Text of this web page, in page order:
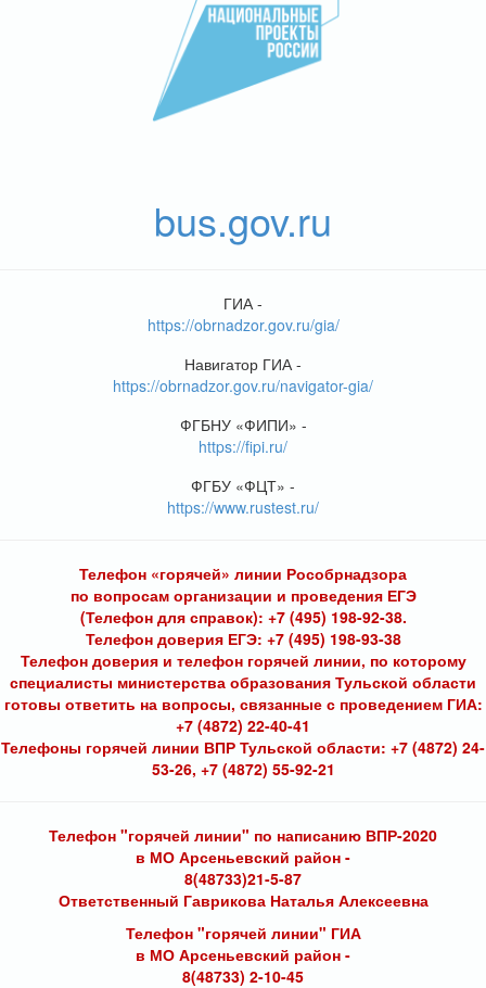
bus.gov.ru
ГИА -
https://obrnadzor.gov.ru/gia/
Навигатор ГИА -
https://obrnadzor.gov.ru/navigator-gia/
ФГБНУ «ФИПИ» -
https://fipi.ru/
ФГБУ «ФЦТ» -
https://www.rustest.ru/
Телефон «горячей» линии Рособрнадзора
по вопросам организации и проведения ЕГЭ
(Телефон для справок): +7 (495) 198-92-38.
Телефон доверия ЕГЭ: +7 (495) 198-93-38
Телефон доверия и телефон горячей линии, по которому
специалисты министерства образования Тульской области
готовы ответить на вопросы, связанные с проведением ГИА:
+7 (4872) 22-40-41
Телефоны горячей линии ВПР Тульской области: +7 (4872) 24-
53-26, +7 (4872) 55-92-21
Телефон "горячей линии" по написанию ВПР-2020
в МО Арсеньевский район -
8(48733)21-5-87
Ответственный Гаврикова Наталья Алексеевна
Телефон "горячей линии" ГИА
в МО Арсеньевский район -
8(48733) 2-10-45